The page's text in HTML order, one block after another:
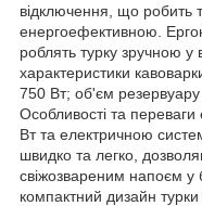
відключення, що робить
енергоефективною.
роблять турку зручною у
характеристики
750 Вт; об'єм
Особливості та
Вт та електричною
швидко та легко,
свіжозвареним напоєм у
компактний дизайн